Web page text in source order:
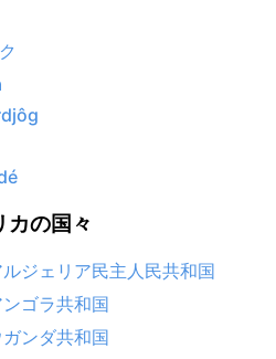
カの国々
ジェリア民主人民共和国
ゴラ共和国
ンダ共和国